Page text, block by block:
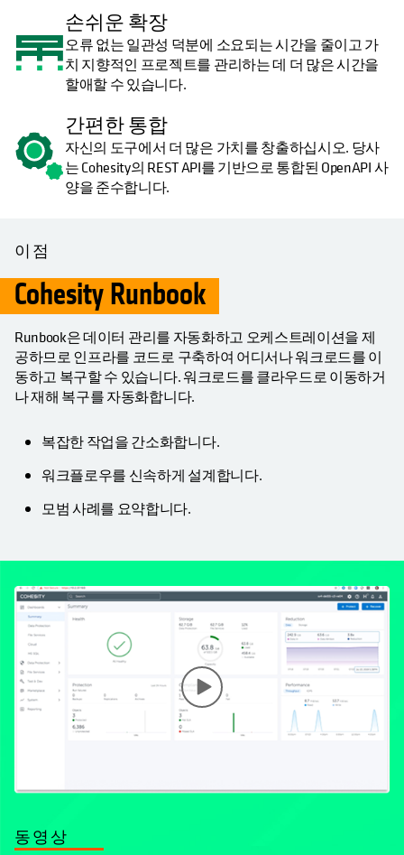
손쉬운 확장
오류 없는 일관성 덕분에 소요되는 시간을 줄이고 가
치 지향적인 프로젝트를 관리하는 데 더 많은 시간을
할애할 수 있습니다.
간편한 통합
자신의 도구에서 더 많은 가치를 창출하십시오. 당사
는 Cohesity의 REST API를 기반으로 통합된 OpenAPI 사
양을 준수합니다.
이점
Cohesity Runbook
Runbook은 데이터 관리를 자동화하고 오케스트레이션을 제
공하므로 인프라를 코드로 구축하여 어디서나 워크로드를 이
동하고 복구할 수 있습니다. 워크로드를 클라우드로 이동하거
나 재해 복구를 자동화합니다.
복잡한 작업을 간소화합니다.
워크플로우를 신속하게 설계합니다.
모범 사례를 요약합니다.
동영상